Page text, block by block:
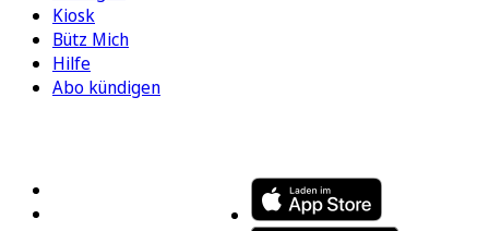
Kiosk
Bütz Mich
Hilfe
Abo kündigen